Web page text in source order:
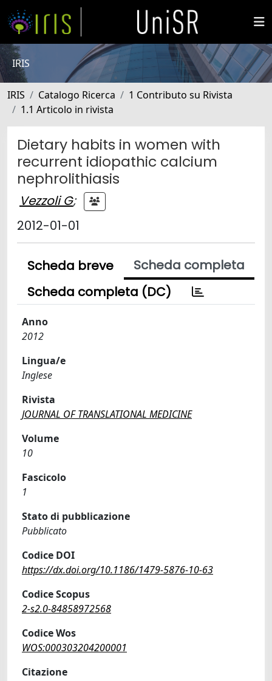
IRIS
IRIS Catalogo Ricerca
1 Contributo su Rivista
1.1 Articolo in rivista
Dietary habits in women with
recurrent idiopathic calcium
nephrolithiasis
Vezzoli G;
2012-01-01
Scheda breve
Scheda completa
Scheda completa (DC)
Anno
2012
Lingua/e
Inglese
Rivista
JOURNAL OF TRANSLATIONAL MEDICINE
Volume
10
Fascicolo
1
Stato di pubblicazione
Pubblicato
Codice DOI
https://dx.doi.org/10.1186/1479-5876-10-63
Codice Scopus
2-s2.0-84858972568
Codice Wos
WOS:000303204200001
Citazione